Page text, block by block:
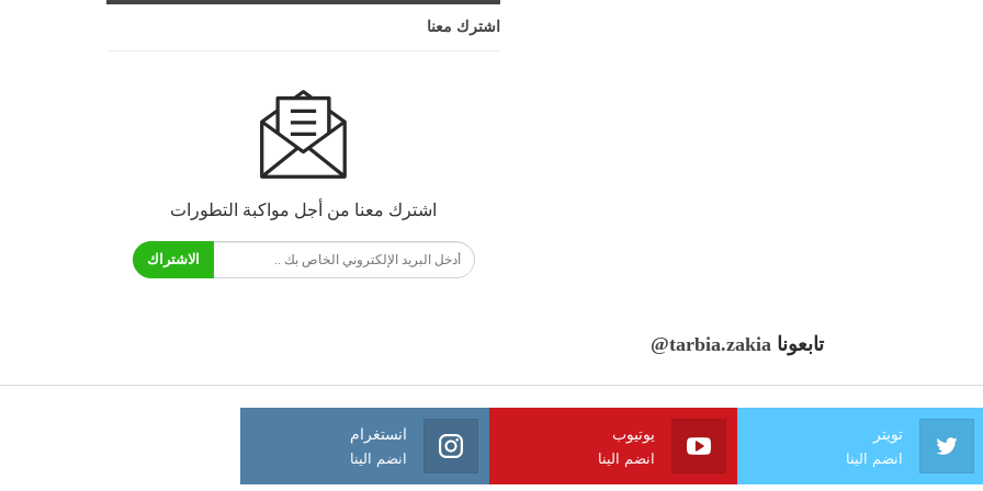
اشترك معنا
اشترك معنا من أجل مواكبة التطورات
الاشتراك
تابعونا @tarbia.zakia
تويتر
انضم الينا
يوتيوب
انضم الينا
انستغرام
انضم الينا